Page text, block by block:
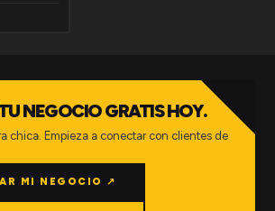
NEGOCIO GRATIS HOY.
chica. Empieza a conectar con clientes de
MI NEGOCIO ↗